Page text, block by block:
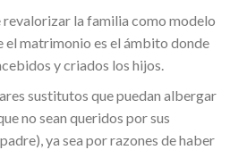
la familia como modelo
el matrimonio es el ámbito donde
y criados los hijos.
sustitutos que puedan albergar
no sean queridos por sus
ya sea por razones de haber